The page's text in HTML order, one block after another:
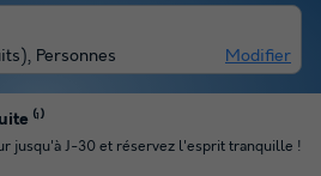
), Personnes Modifier
30 et réservez l'esprit tranquille !